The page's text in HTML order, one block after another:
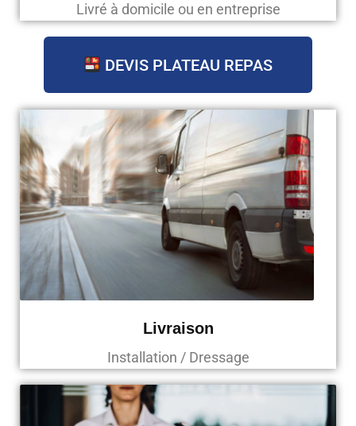
Livré à domicile ou en entreprise
DEVIS PLATEAU REPAS
Livraison
Installation / Dressage